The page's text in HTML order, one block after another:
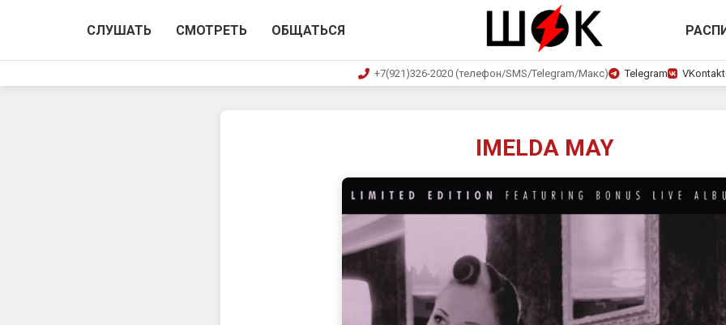
СЛУШАТЬ СМОТРЕТЬ ОБЩАТЬСЯ
+7(921)326-2020 (телефон/SMS/Telegram/Макс) Telegram
IMELDA MAY